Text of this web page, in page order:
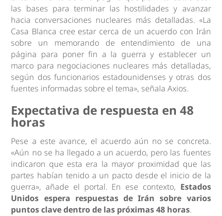
las bases para terminar las hostilidades y avanzar
hacia conversaciones nucleares más detalladas. «La
Casa Blanca cree estar cerca de un acuerdo con Irán
sobre un memorando de entendimiento de una
página para poner fin a la guerra y establecer un
marco para negociaciones nucleares más detalladas,
según dos funcionarios estadounidenses y otras dos
fuentes informadas sobre el tema», señala Axios.
Expectativa de respuesta en 48
horas
Pese a este avance, el acuerdo aún no se concreta.
«Aún no se ha llegado a un acuerdo, pero las fuentes
indicaron que esta era la mayor proximidad que las
partes habían tenido a un pacto desde el inicio de la
guerra», añade el portal. En ese contexto, Estados
Unidos espera respuestas de Irán sobre varios
puntos clave dentro de las próximas 48 horas.